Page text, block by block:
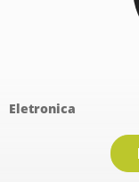
Eletronica